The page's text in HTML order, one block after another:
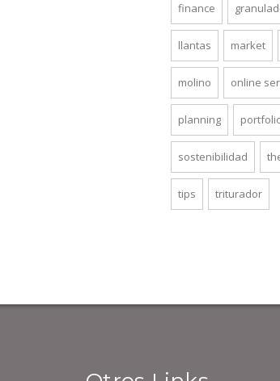
finance
llantas market
molino online
planning
sostenibilidad
tips triturador